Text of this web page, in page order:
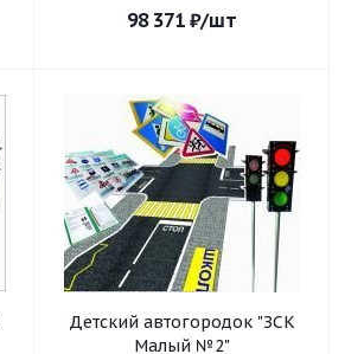
98 371 ₽/шт
Детский автогородок "ЗСК
Малый №2"